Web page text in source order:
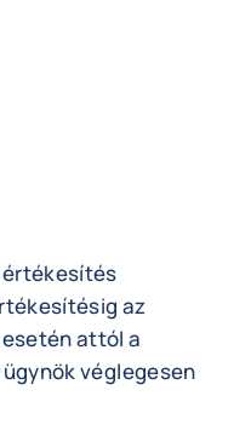
értékesítés
az
attól a
véglegesen